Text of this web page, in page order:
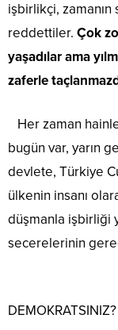
işbirlikçi,
reddettiler. Çok
yaşadılar ama
zaferle
Her zaman
bugün var, yarın
devlete, Türkiye
ülkenin insanı
düşmanla işbirliği
secerelerinin
DEMOKRATSINIZ?